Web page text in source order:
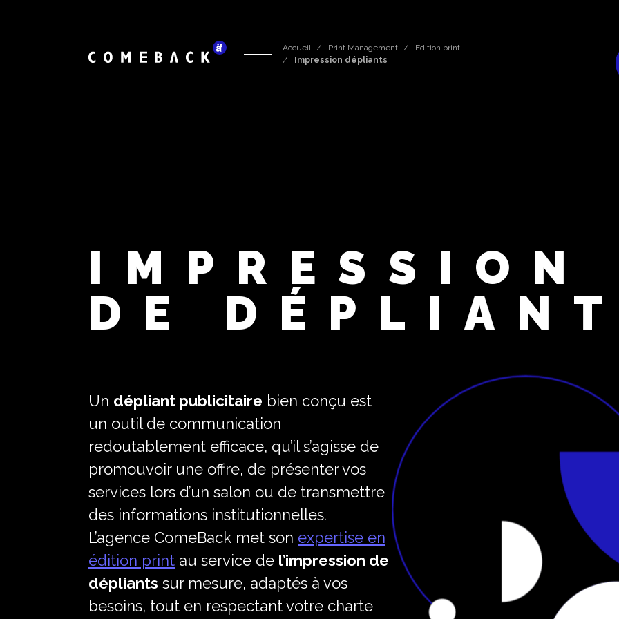
Accueil Print Management
Edition print
Impression dépliants
IMPRESSION
DE
Un dépliant publicitaire bien conçu est
un outil de communication
redoutablement efficace, qu’il s’agisse de
promouvoir une offre, de présenter vos
services lors d’un salon ou de transmettre
des informations institutionnelles.
L’agence ComeBack met son expertise en
édition print au service de l’impression de
dépliants sur mesure, adaptés à vos
besoins, tout en respectant votre charte